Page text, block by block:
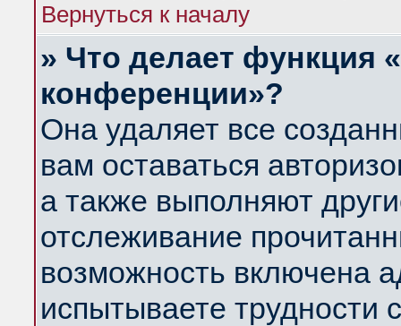
Вернуться к началу
» Что делает функция
конференции»?
Она удаляет все
вам оставаться
а также выполняют
отслеживание
возможность включена
испытываете трудности